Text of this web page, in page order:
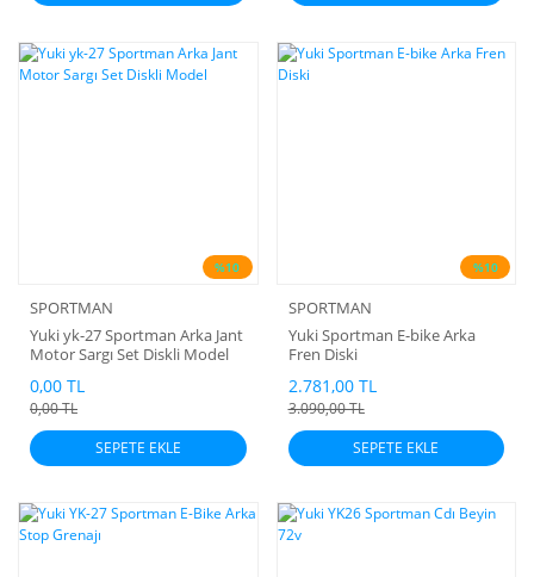
%10
SPORTMAN
Yuki yk-27 Sportman Arka Jant
Motor Sargı Set Diskli Model
0,00 TL
0,00 TL
SEPETE EKLE
%10
SPORTMAN
Yuki Sportman E-bike Arka
Fren Diski
2.781,00 TL
3.090,00 TL
SEPETE EKLE